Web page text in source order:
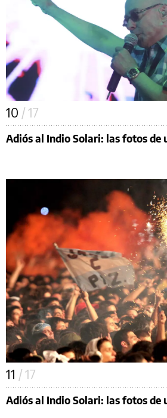
10 / 17
Adiós al Indio Solari: las fotos de
11 / 17
Adiós al Indio Solari: las fotos de